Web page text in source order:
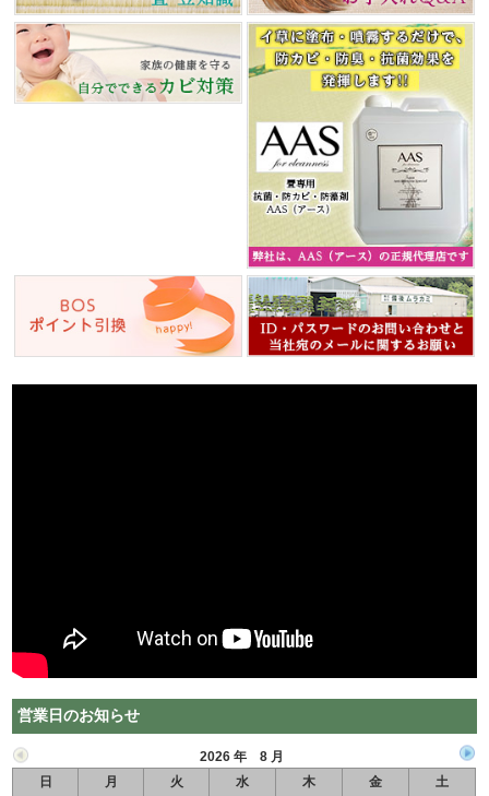
営業日のお知らせ
2026 年 8 月
日
月 火 水 木 金
土